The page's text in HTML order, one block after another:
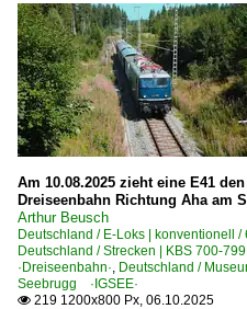
Am 10.08.2025 zieht eine E41
Dreiseenbahn Richtung Aha am
Arthur Beusch
Deutschland / E-Loks |
Deutschland / Strecken | KBS 700-
·Dreiseenbahn·, Deutschland /
Seebrugg ·IGSEE·
 219 1200x800 Px, 06.10.2025